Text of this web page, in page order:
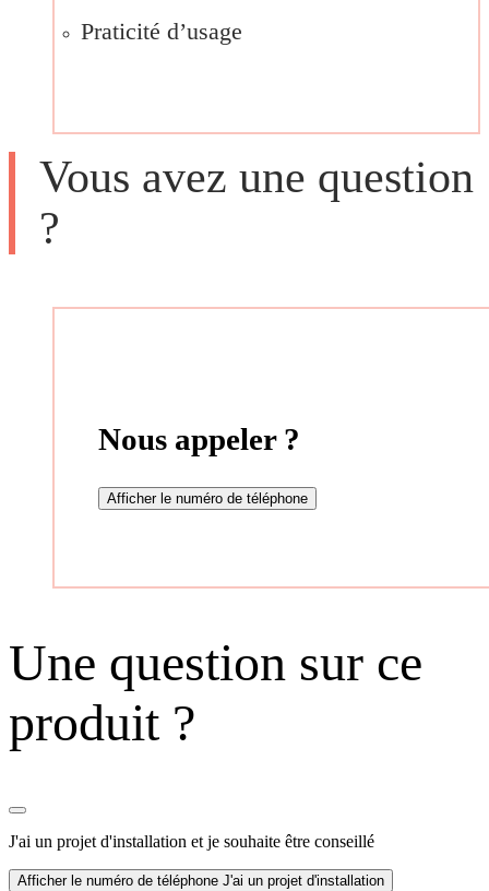
Praticité d’usage
Vous avez une question
?
Nous appeler ?
Afficher le numéro de téléphone
Une question sur ce
produit ?
J'ai un projet d'installation et je souhaite être conseillé
Afficher le numéro de téléphone J'ai un projet d'installation